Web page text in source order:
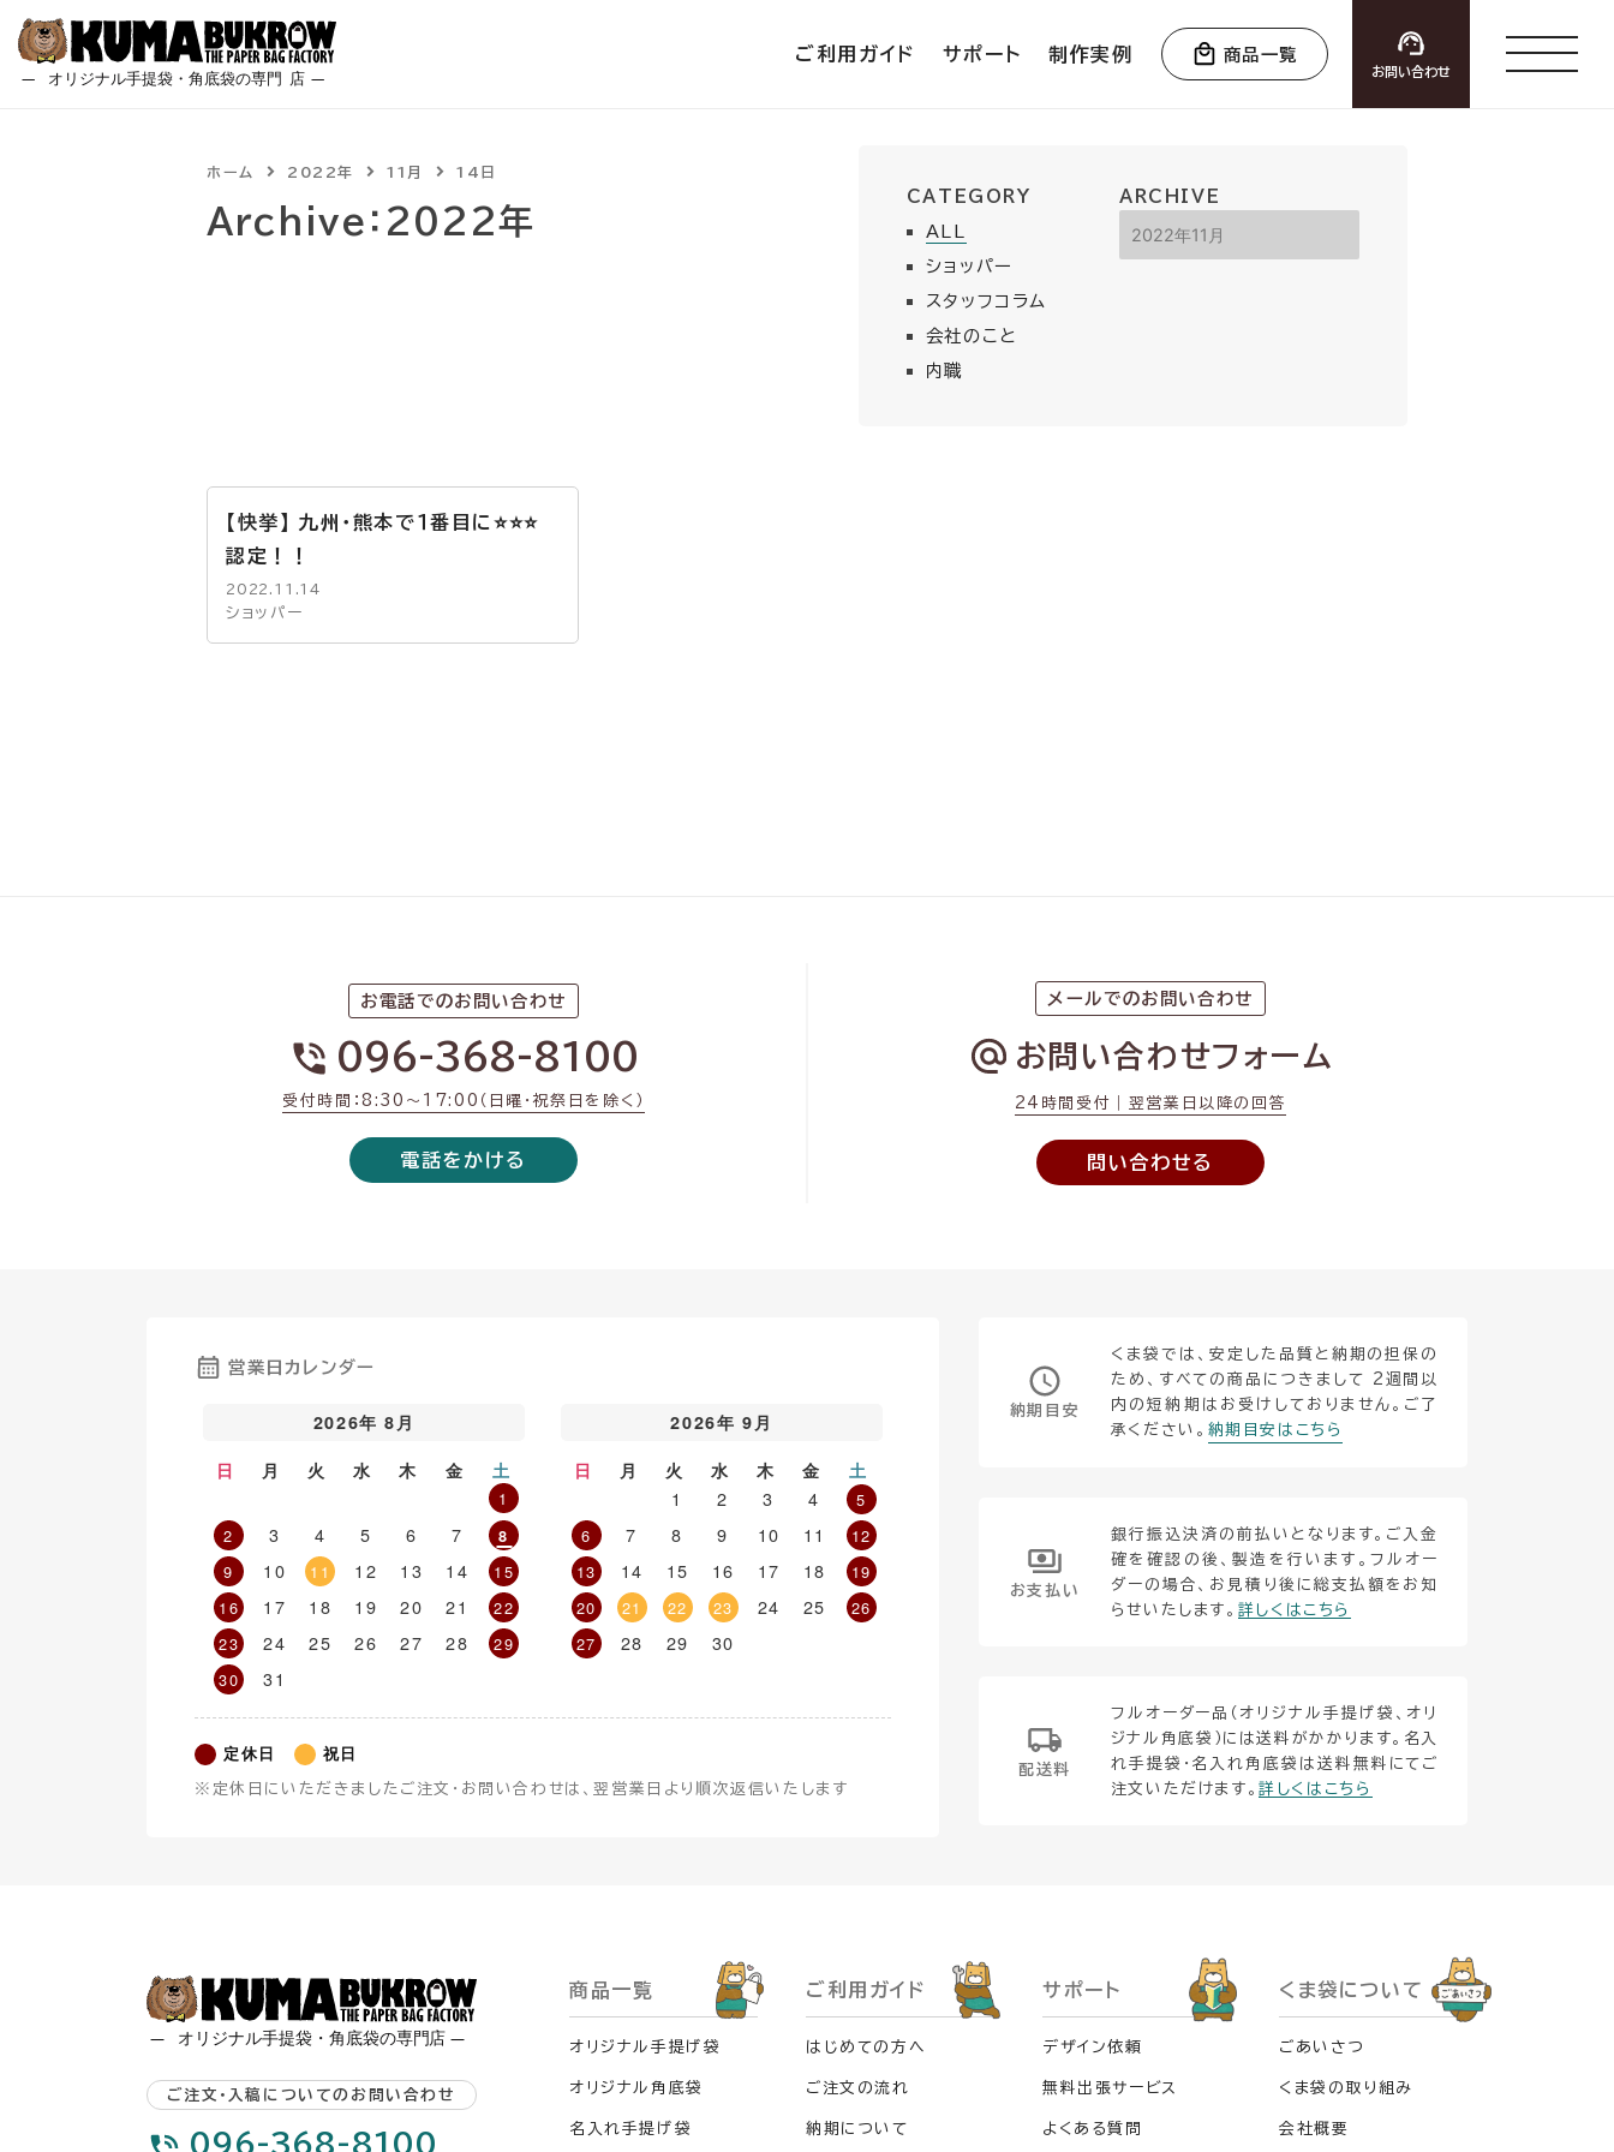
to
content
ご利用ガイド サポート 制作実例 商品一覧
お問い合わせ
ホーム 2022年 11月 14日
Archive： 2022年
CATEGORY
ALL
ショッパー
スタッフコラム
会社のこと
内職
ARCHIVE
【快挙】 九州・熊本で１番目に⭐⭐⭐
認定！！
2022.11.14
ショッパー
お電話でのお問い合わせ
096-368-8100
受付時間：8:30〜17:00（日曜・祝祭日を除く）
電話をかける
メールでのお問い合わせ
お問い合わせフォーム
24時間受付｜翌営業日以降の回答
問い合わせる
営業日カレンダー
2026年 8月
日
月 火 水 木 金 土
1
2
3 4 5 6 7 8
9 10 11 12 13 14
15
16
17 18 19 20 21
22
23
24 25 26 27 28
29
30
31
2026年 9月
日
月 火 水 木 金 土
1 2 3 4
5
6
7 8 9 10 11
12
13
14 15 16 17 18
19
20
21 22 23 24 25
26
27
28 29 30
定休日 祝日
※定休日にいただきましたご注文・お問い合わせは、翌営業日より順次返信いたします
納期目安
くま袋では、安定した品質と納期の担保の
ため、すべての商品につきまして 2週間以
内の短納期はお受けしておりません。ご了
承ください。 納期目安はこちら
お支払い
銀行振込決済の前払いとなります。ご入金
確を確認の後、製造を行います。フルオー
ダーの場合、お見積り後に総支払額をお知
らせいたします。 詳しくはこちら
配送料
フルオーダー品（オリジナル手提げ袋、オリ
ジナル角底袋）には送料がかかります。名入
れ手提袋・名入れ角底袋は送料無料にてご
注文いただけます。詳しくはこちら
ご注文・入稿についてのお問い合わせ
096-368-8100
商品一覧
オリジナル手提げ袋
オリジナル角底袋
名入れ手提げ袋
ご利用ガイド
はじめての方へ
ご注文の流れ
納期について
サポート
デザイン依頼
無料出張サービス
よくある質問
くま袋について
ごあいさつ
くま袋の取り組み
会社概要